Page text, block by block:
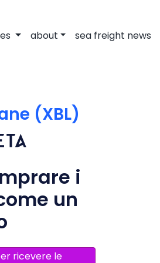
about sea freight news
(XBL)
i
un
ricevere le